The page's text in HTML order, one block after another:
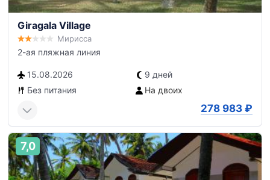
Giragala Village
Мирисса
2-ая пляжная линия
15.08.2026
9 дней
Без питания
На двоих
278 983 ₽
7,0